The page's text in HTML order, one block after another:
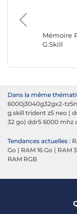
Mémoire
G.Skill
Dans la même
6000j3040g32gx2-tz5n
g.skill trident z5 neo |
32 go) ddr5 6000 mhz
Tendances actuelles :
Go | RAM 16 Go | RAM
RAM RGB